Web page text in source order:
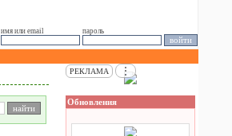
имя или email пароль
РЕКЛАМА ⋮
Обновления